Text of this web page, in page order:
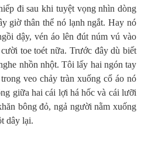
đi sau khi tuyệt vọng nhìn dòng
giờ thân thể nó lạnh ngắt. Hay nó
dậy, vén áo lên đút núm vú vào
toe toét nữa. Trước đây dù biết
nhồn nhột. Tôi lấy hai ngón tay
veo chảy tràn xuống cổ áo nó
giữa hai cái lợi há hốc và cái lưỡi
bông đỏ, ngả người nằm xuống
dây lại.